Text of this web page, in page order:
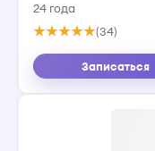
24 года
(34)
Записаться